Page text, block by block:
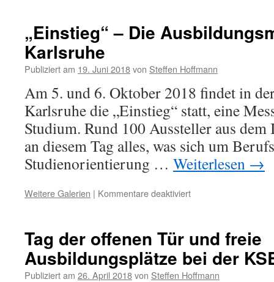
„Einstieg“ – Die
Karlsruhe
Publiziert am 19. Juni 2018von Steffen Hoffmann
Am 5. und 6. Oktober 2018 findet in
Karlsruhe die „Einstieg“ statt, eine
Studium. Rund 100 Aussteller aus
an diesem Tag alles, was sich um
Studienorientierung … Weiterlesen →
Weitere Galerien | Kommentare deaktiviert
Tag der offenen Tür und freie
Ausbildungsplätze bei der
Publiziert am 26. April 2018von Steffen Hoffmann